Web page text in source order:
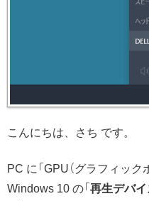
こんにちは、さち です。
PC に「GPU（グラフィック
Windows 10 の「 再生デバイ